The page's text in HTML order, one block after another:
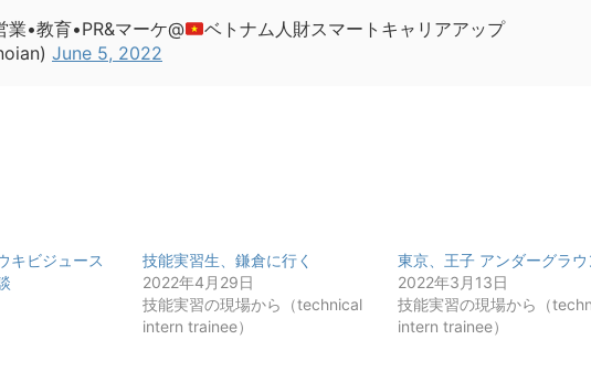
•教育•PR&マーケ@
ベトナム人財スマートキャリアアップ
June 5, 2022
キビジュース
技能実習生、鎌倉に行く
2022年4月29日
技能実習の現場から（technical
intern trainee）
東京、王子 アンダーグラウ
2022年3月13日
技能実習の現場から（
intern trainee）